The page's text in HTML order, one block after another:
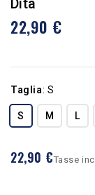
22,90 €
Taglia: S
S M L
22,90 €Tasse